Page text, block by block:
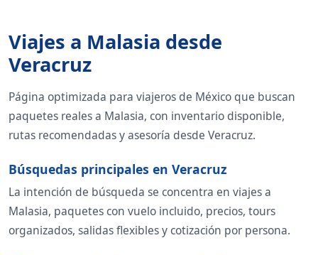
Viajes a Malasia desde
Veracruz
Página optimizada para viajeros de México que buscan
paquetes reales a Malasia, con inventario disponible,
rutas recomendadas y asesoría desde Veracruz.
Búsquedas principales en Veracruz
La intención de búsqueda se concentra en viajes a
Malasia, paquetes con vuelo incluido, precios, tours
organizados, salidas flexibles y cotización por persona.